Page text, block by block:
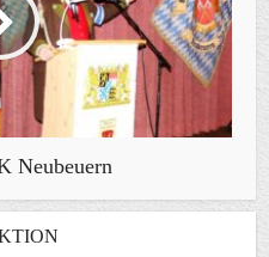
Neubeuern